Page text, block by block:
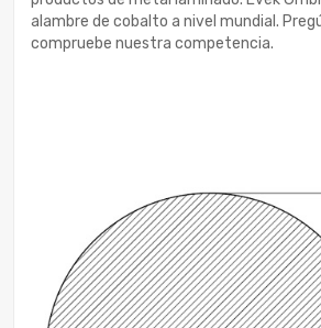
alambre de cobalto a nivel mundial.
compruebe nuestra competencia.